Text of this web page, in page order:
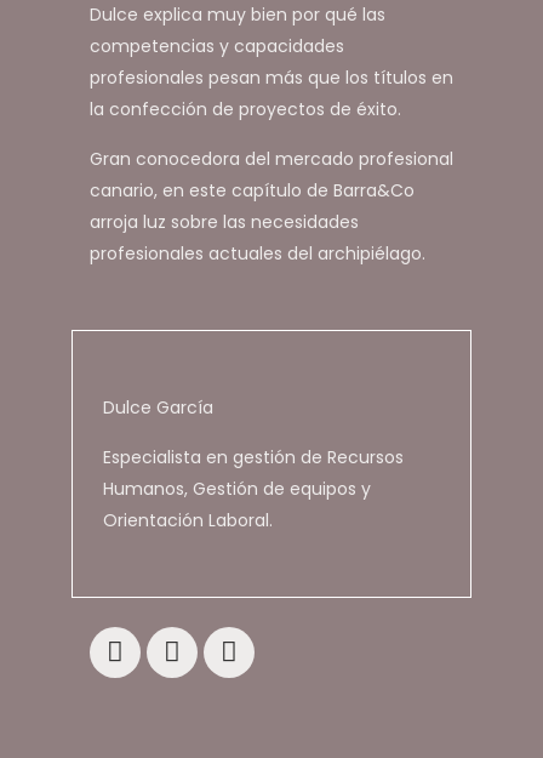
Dulce explica muy bien por qué las
competencias y capacidades
profesionales pesan más que los títulos en
la confección de proyectos de éxito.
Gran conocedora del mercado profesional
canario, en este capítulo de Barra&Co
arroja luz sobre las necesidades
profesionales actuales del archipiélago.
Dulce García
Especialista en gestión de Recursos
Humanos, Gestión de equipos y
Orientación Laboral.